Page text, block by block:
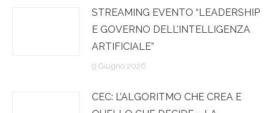
STREAMING EVENTO “LEADERSHIP
E GOVERNO DELL’INTELLIGENZA
ARTIFICIALE”
9 Giugno 2026
CEC: L’ALGORITMO CHE CREA E